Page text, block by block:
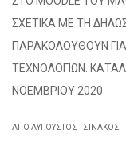
ΣΧΕΤΙΚΑ ΜΕ ΤΗ
ΠΑΡΑΚΟΛΟΥΘΟΥΝ
ΤΕΧΝΟΛΟΓΙΩΝ.
ΝΟΕΜΒΡΙΟΥ 2020
ΑΠΌ ΑΎΓΟΥΣΤΟΣ ΤΣΙΝΆΚΟΣ